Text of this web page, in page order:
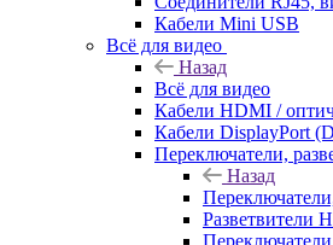
Кабели Mini USB
Всё для видео
Назад
Всё для видео
Кабели HDMI /
Кабели DisplayPort
Переключатели,
Назад
Разветвители